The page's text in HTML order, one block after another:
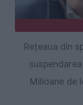
Rețeaua din
Milioane de